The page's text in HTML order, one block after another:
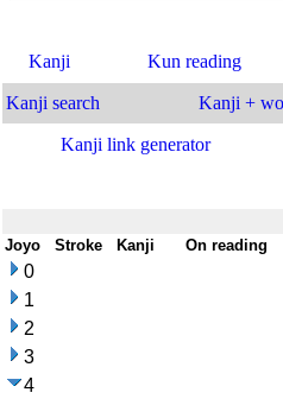
Kanji Kun reading
Kanji search Kanji +
Kanji link generator
Joyo Stroke Kanji On reading
0
1
2
3
4